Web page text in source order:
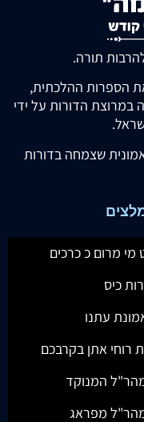
תורה.
הספרות ההלכתית,
הדורות על ידי
שצמחה בדורות
מי מרום כ כרכים
כיס
עתנו
רוחי אתן בקרבכם
המנוקד
מפראג